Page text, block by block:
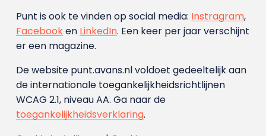
Punt is ook te vinden op social media: Instragram,
Facebooken LinkedIn. Een keer per jaar verschijnt
er een magazine.
De website punt.avans.nl voldoet gedeeltelijk aan
de internationale toegankelijkheidsrichtlijnen
WCAG 2.1, niveau AA. Ga naar de
toegankelijkheidsverklaring.